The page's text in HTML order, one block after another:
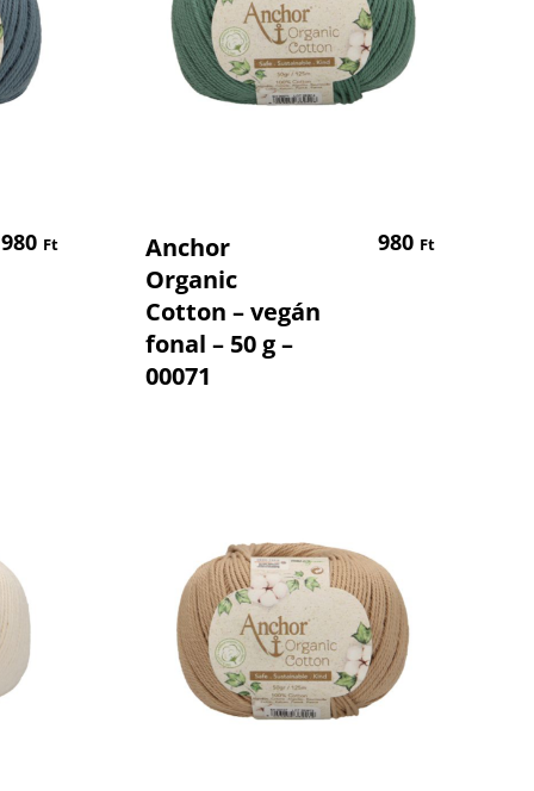
980 Ft Kosárba Teszem
Anchor
Organic
Cotton – vegán
fonal – 50 g –
00071
980 Ft